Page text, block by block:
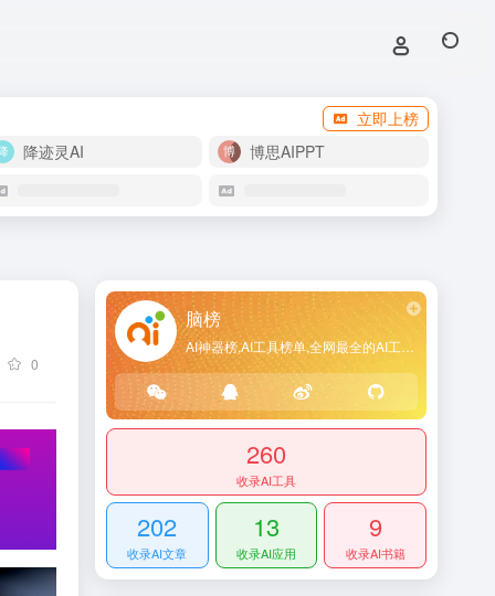
立即上榜
降迹灵AI
博思AIPPT
0
脑榜
AI神器榜,AI工具榜单,全网最全的AI工具导航网站
260
收录AI工具
202
收录AI文章
13
收录AI应用
9
收录AI书籍